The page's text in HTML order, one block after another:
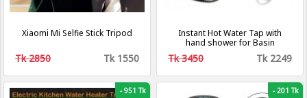
Xiaomi Mi Selfie Stick Tripod
Tk 2850 Tk 1550
Instant Hot Water Tap with
hand shower for Basin
Tk 3450 Tk 2249
-951 Tk -201 Tk